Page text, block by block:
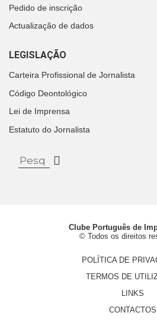
Pedido de inscrição
Actualização de dados
LEGISLAÇÃO
Carteira Profissional de Jornalista
Código Deontológico
Lei de Imprensa
Estatuto do Jornalista
Clube Português de
© Todos os direitos
POLÍTICA DE
TERMOS DE
LINKS
CONTACTOS